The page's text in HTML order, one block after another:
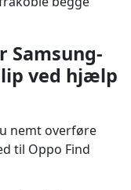
Samsung-
ved hjælp
nemt overføre
til Oppo Find